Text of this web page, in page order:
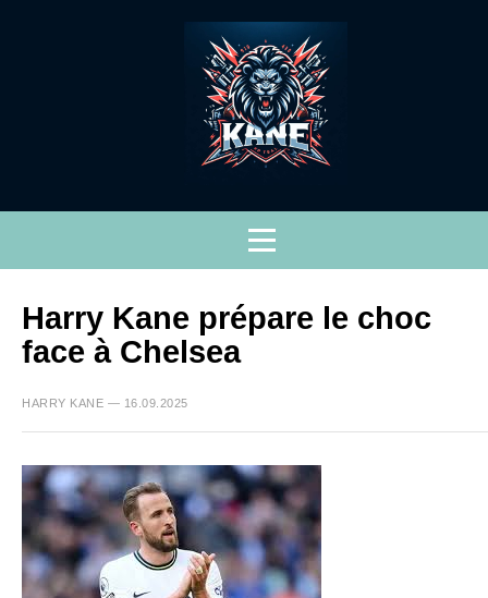
Harry Kane prépare le choc
face à Chelsea
HARRY KANE — 16.09.2025